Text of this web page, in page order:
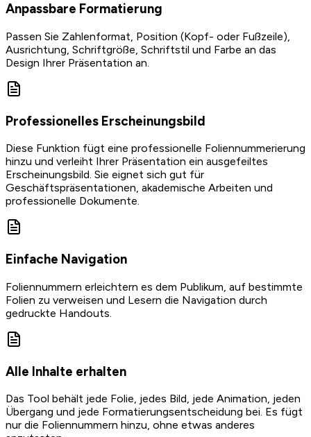
Anpassbare Formatierung
Passen Sie Zahlenformat, Position (Kopf- oder Fußzeile),
Ausrichtung, Schriftgröße, Schriftstil und Farbe an das
Design Ihrer Präsentation an.
Professionelles Erscheinungsbild
Diese Funktion fügt eine professionelle Foliennummerierung
hinzu und verleiht Ihrer Präsentation ein ausgefeiltes
Erscheinungsbild. Sie eignet sich gut für
Geschäftspräsentationen, akademische Arbeiten und
professionelle Dokumente.
Einfache Navigation
Foliennummern erleichtern es dem Publikum, auf bestimmte
Folien zu verweisen und Lesern die Navigation durch
gedruckte Handouts.
Alle Inhalte erhalten
Das Tool behält jede Folie, jedes Bild, jede Animation, jeden
Übergang und jede Formatierungsentscheidung bei. Es fügt
nur die Foliennummern hinzu, ohne etwas anderes